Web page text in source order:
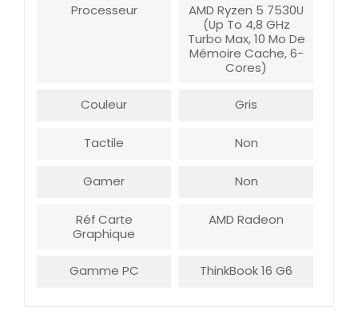
Processeur
AMD Ryzen 5 7530U
(Up To 4,8 GHz
Turbo Max, 10 Mo De
Mémoire Cache, 6-
Cores)
Couleur Gris
Tactile Non
Gamer Non
Réf Carte
Graphique
AMD Radeon
Gamme PC ThinkBook 16 G6